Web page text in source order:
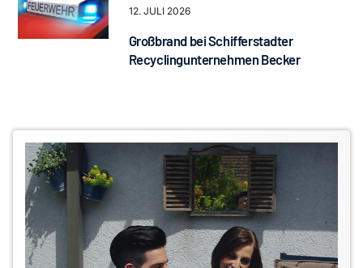
12. JULI 2026
Großbrand bei Schifferstadter
Recyclingunternehmen Becker